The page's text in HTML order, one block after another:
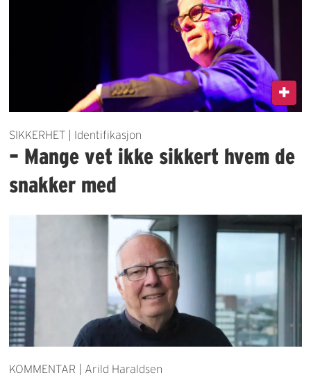
SIKKERHET | Identifikasjon
– Mange vet ikke sikkert hvem de
snakker med
KOMMENTAR | Arild Haraldsen